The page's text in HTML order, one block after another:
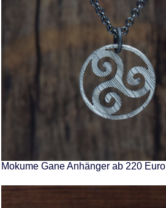
Mokume Gane Anhänger ab 220 Euro